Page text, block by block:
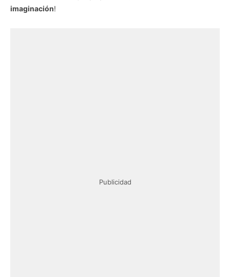
imaginación!
Publicidad